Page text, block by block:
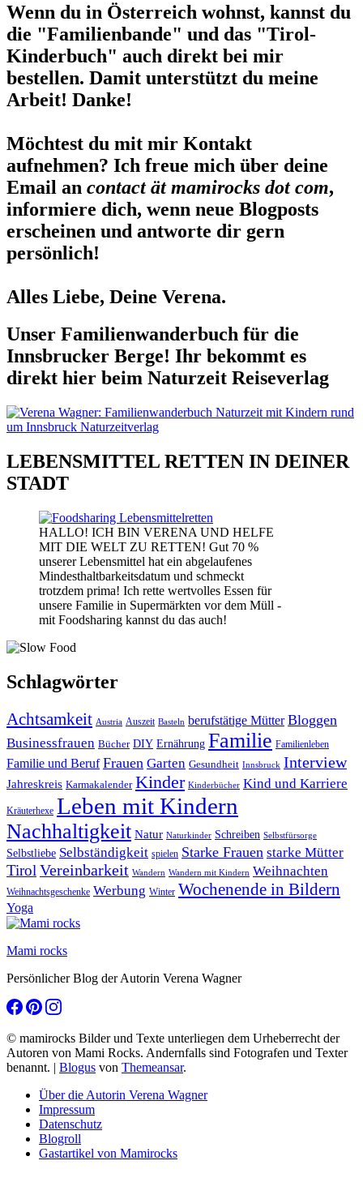
Wenn du in Österreich wohnst, kannst du
die "Familienbande" und das "Tirol-
Kinderbuch" auch direkt bei mir
bestellen. Damit unterstützt du meine
Arbeit! Danke!
Möchtest du mit mir Kontakt
aufnehmen? Ich freue mich über deine
Email an contact ät mamirocks dot com,
informiere dich, wenn neue Blogposts
erscheinen und antworte dir gern
persönlich!
Alles Liebe, Deine Verena.
Unser Familienwanderbuch für die
Innsbrucker Berge! Ihr bekommt es
direkt hier beim Naturzeit Reiseverlag
LEBENSMITTEL RETTEN IN DEINER
STADT
HALLO! ICH BIN VERENA UND HELFE
MIT DIE WELT ZU RETTEN! Gut 70 %
unserer Lebensmittel hat ein abgelaufenes
Mindesthaltbarkeitsdatum und schmeckt
trotzdem prima! Ich rette wertvolles Essen für
unsere Familie in Supermärkten vor dem Müll -
mit Foodsharing kannst du das auch!
Schlagwörter
Achtsamkeit Austria Auszeit Basteln berufstätige Mütter Bloggen
Businessfrauen Bücher DIY Ernährung Familie Familienleben
Familie und Beruf Frauen Garten Gesundheit Innsbruck Interview
Jahreskreis Karmakalender Kinder Kinderbücher Kind und Karriere
Kräuterhexe Leben mit Kindern
Nachhaltigkeit Natur Naturkinder Schreiben Selbstfürsorge
Selbstliebe Selbständigkeit spielen Starke Frauen starke Mütter
Tirol Vereinbarkeit Wandern Wandern mit Kindern Weihnachten
Weihnachtsgeschenke Werbung Winter Wochenende in Bildern
Yoga
Mami rocks
Persönlicher Blog der Autorin Verena Wagner
© mamirocks Bilder und Texte unterliegen dem Urheberrecht der
Autoren von Mami Rocks. Andernfalls sind Fotografen und Texter
benannt. | Blogus von Themeansar.
Über die Autorin Verena Wagner
Impressum
Datenschutz
Blogroll
Gastartikel von Mamirocks